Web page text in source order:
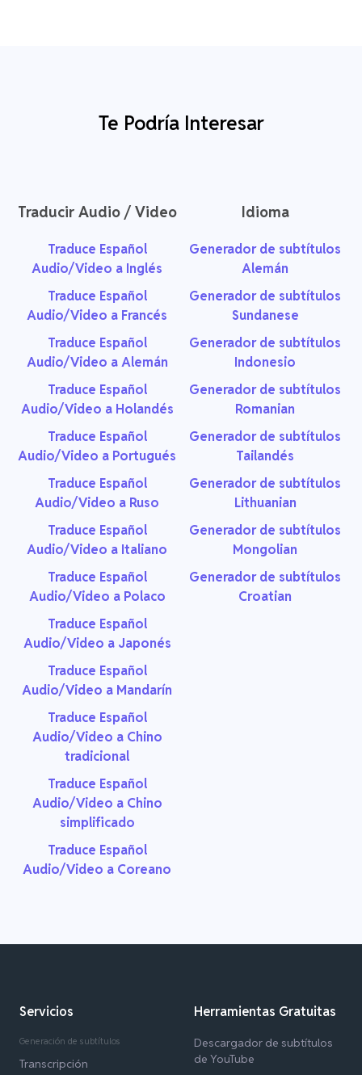
Te Podría Interesar
Traducir Audio / Video
Traduce Español
Audio/Video a Inglés
Traduce Español
Audio/Video a Francés
Traduce Español
Audio/Video a Alemán
Traduce Español
Audio/Video a Holandés
Traduce Español
Audio/Video a Portugués
Traduce Español
Audio/Video a Ruso
Traduce Español
Audio/Video a Italiano
Traduce Español
Audio/Video a Polaco
Traduce Español
Audio/Video a Japonés
Traduce Español
Audio/Video a Mandarín
Traduce Español
Audio/Video a Chino
tradicional
Traduce Español
Audio/Video a Chino
simplificado
Traduce Español
Audio/Video a Coreano
Idioma
Generador de subtítulos
Alemán
Generador de subtítulos
Sundanese
Generador de subtítulos
Indonesio
Generador de subtítulos
Romanian
Generador de subtítulos
Tailandés
Generador de subtítulos
Lithuanian
Generador de subtítulos
Mongolian
Generador de subtítulos
Croatian
Servicios
Generación de subtítulos
Transcripción
Herramientas Gratuitas
Descargador de subtítulos
de YouTube